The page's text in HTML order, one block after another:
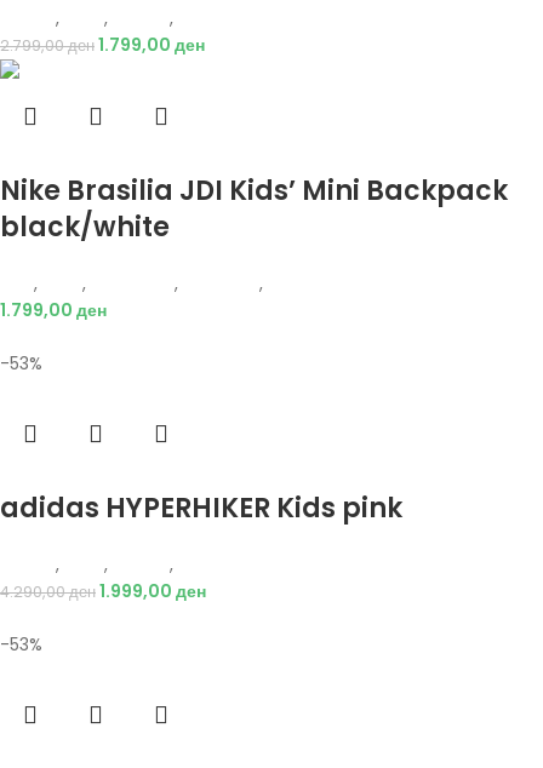
, , ,
2.799,00ден1.799,00 ден
Nike Brasilia JDI Kids’ Mini Backpack
black/white
, , , ,
1.799,00 ден
-53%
adidas HYPERHIKER Kids pink
, , ,
4.290,00ден1.999,00 ден
-53%